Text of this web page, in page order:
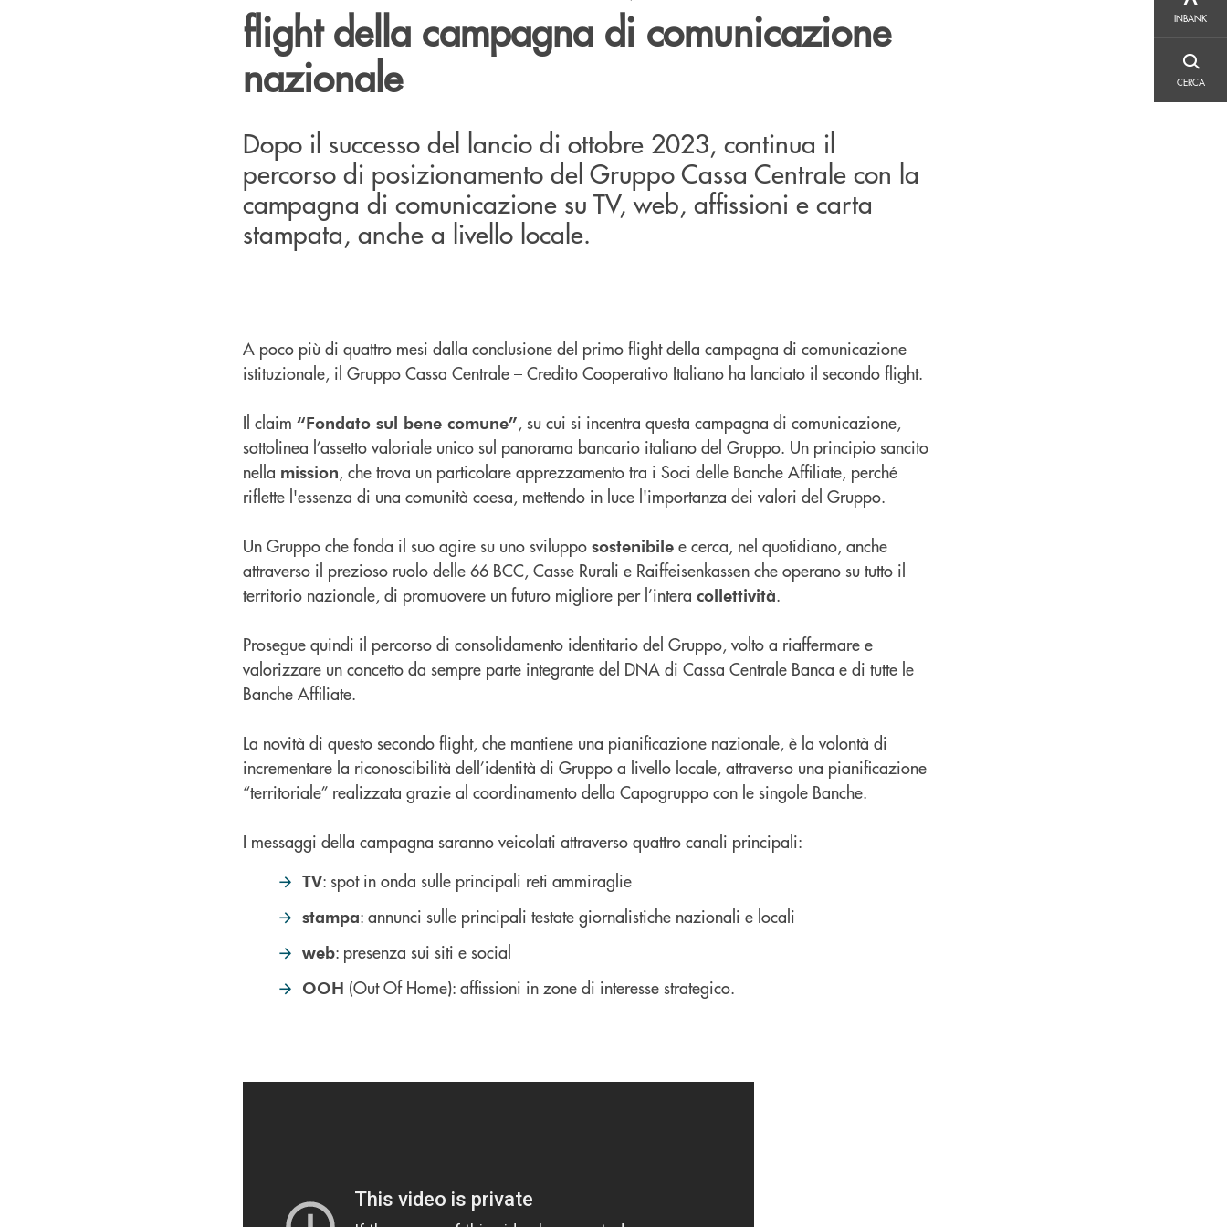
INBANK
CERCA
flight della campagna di comunicazione
nazionale
Dopo il successo del lancio di ottobre 2023, continua il
percorso di posizionamento del Gruppo Cassa Centrale con la
campagna di comunicazione su TV, web, affissioni e carta
stampata, anche a livello locale.
A poco più di quattro mesi dalla conclusione del primo flight della campagna di comunicazione
istituzionale, il Gruppo Cassa Centrale – Credito Cooperativo Italiano ha lanciato il secondo flight.
Il claim “Fondato sul bene comune”, su cui si incentra questa campagna di comunicazione,
sottolinea l’assetto valoriale unico sul panorama bancario italiano del Gruppo. Un principio sancito
nella mission, che trova un particolare apprezzamento tra i Soci delle Banche Affiliate, perché
riflette l'essenza di una comunità coesa, mettendo in luce l'importanza dei valori del Gruppo.
Un Gruppo che fonda il suo agire su uno sviluppo sostenibile e cerca, nel quotidiano, anche
attraverso il prezioso ruolo delle 66 BCC, Casse Rurali e Raiffeisenkassen che operano su tutto il
territorio nazionale, di promuovere un futuro migliore per l’intera collettività.
Prosegue quindi il percorso di consolidamento identitario del Gruppo, volto a riaffermare e
valorizzare un concetto da sempre parte integrante del DNA di Cassa Centrale Banca e di tutte le
Banche Affiliate.
La novità di questo secondo flight, che mantiene una pianificazione nazionale, è la volontà di
incrementare la riconoscibilità dell’identità di Gruppo a livello locale, attraverso una pianificazione
“territoriale” realizzata grazie al coordinamento della Capogruppo con le singole Banche.
I messaggi della campagna saranno veicolati attraverso quattro canali principali:
TV: spot in onda sulle principali reti ammiraglie
stampa: annunci sulle principali testate giornalistiche nazionali e locali
web: presenza sui siti e social
OOH (Out Of Home): affissioni in zone di interesse strategico.